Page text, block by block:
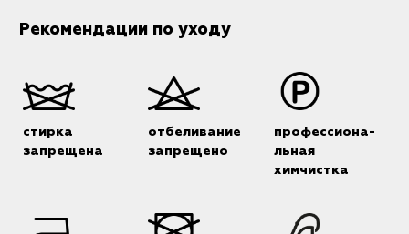
Рекомендации по уходу
стирка
запрещена
отбеливание
запрещено
профессиона-
льная
химчистка